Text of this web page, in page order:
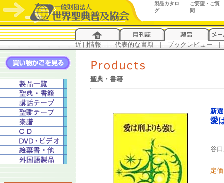
製品カタロ
グ
ご要望・ご質
問
近刊情報 | 代表的な書籍 | ブックレビュー |
聖典・書籍
新
愛
谷
定